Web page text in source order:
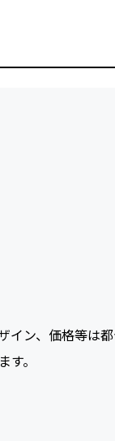
イン、価格等は
。